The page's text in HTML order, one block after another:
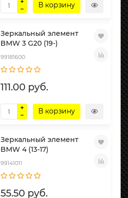
В корзину
Зеркальный элемент
BMW 3 G20 (19-)
99181600
111.00 руб.
В корзину
Зеркальный элемент
BMW 4 (13-17)
99141011
55.50 руб.